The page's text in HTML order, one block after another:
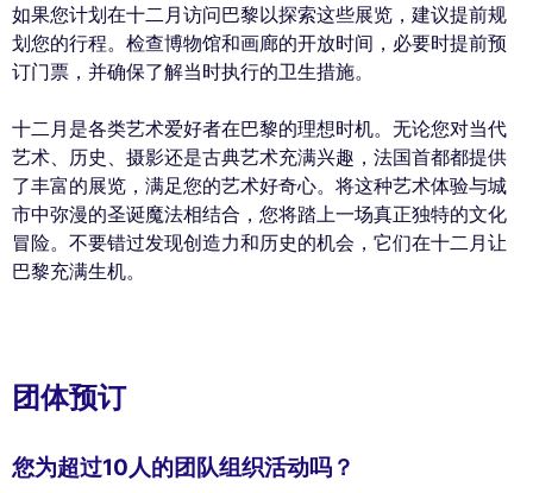
如果您计划在十二月访问巴黎以探索这些展览，建议提前规
划您的行程。检查博物馆和画廊的开放时间，必要时提前预
订门票，并确保了解当时执行的卫生措施。
十二月是各类艺术爱好者在巴黎的理想时机。无论您对当代
艺术、历史、摄影还是古典艺术充满兴趣，法国首都都提供
了丰富的展览，满足您的艺术好奇心。将这种艺术体验与城
市中弥漫的圣诞魔法相结合，您将踏上一场真正独特的文化
冒险。不要错过发现创造力和历史的机会，它们在十二月让
巴黎充满生机。
团体预订
您为超过10人的团队组织活动吗？